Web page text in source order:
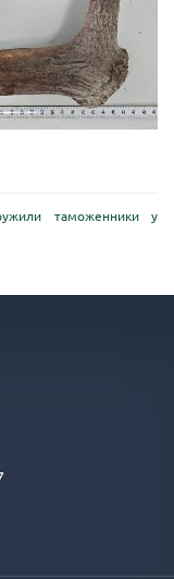
таможенники у